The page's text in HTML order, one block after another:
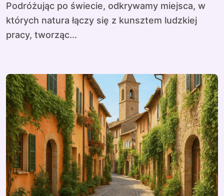
Podróżując po świecie, odkrywamy miejsca, w
których natura łączy się z kunsztem ludzkiej
pracy, tworząc...